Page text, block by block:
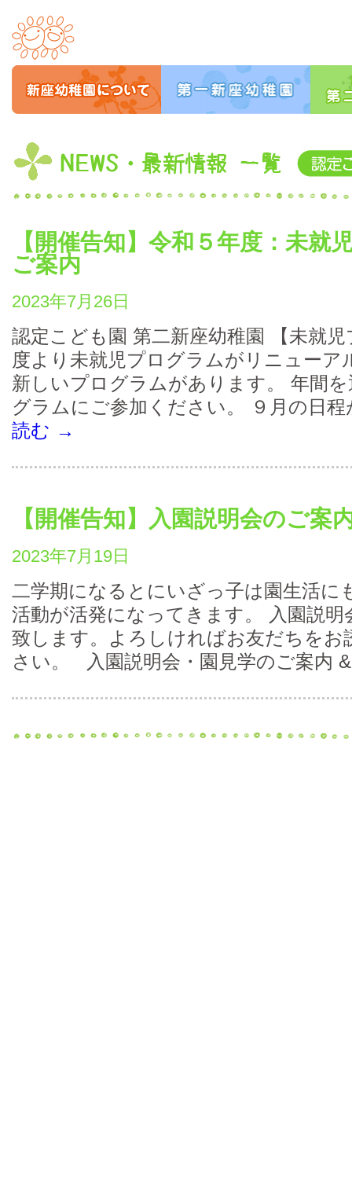
【開催告知】令和５年度：未就
ご案内
2023年7月26日
認定こども園 第二新座幼稚園 【未就
度より未就児プログラムがリニューア
新しいプログラムがあります。 年間
グラムにご参加ください。 ９月の日
読む →
【開催告知】入園説明会のご案
2023年7月19日
二学期になるとにいざっ子は園生活に
活動が活発になってきます。 入園説明
致します。よろしければお友だちをお
さい。 入園説明会・園見学のご案内